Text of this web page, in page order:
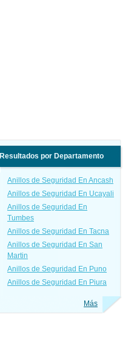
Resultados por Departamento
Anillos de Seguridad En Ancash
Anillos de Seguridad En Ucayali
Anillos de Seguridad En
Tumbes
Anillos de Seguridad En Tacna
Anillos de Seguridad En San
Martin
Anillos de Seguridad En Puno
Anillos de Seguridad En Piura
Más